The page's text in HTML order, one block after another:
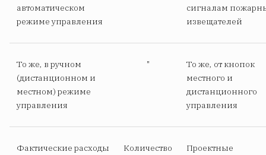
автоматическом
режиме управления
сигналам
извещателей
То же, в ручном
(дистанционном и
местном) режиме
управления
"
То же, от кнопок
местного и
дистанционного
управления
Фактические расходы
Количество
Проектные